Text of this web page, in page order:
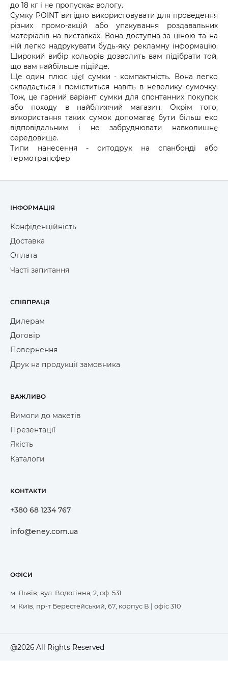
РОЖЕВИЙ 50S10001G 5166
ФІОЛЕТОВИЙ 50S10001O 4402
ЧОРНИЙ 50S100015
923
+6000
до 18 кг і не пропускає вологу.
Сумку POINT вигідно використовувати для проведення
різних промо-акцій абоупакування роздавальних
матеріалів на виставках. Вона доступна за ціною та на
ній легко надрукувати будь-яку рекламну інформацію.
Широкий вибір кольорів дозволить вам підібрати той,
що вам найбільше підійде.
Ще один плюс цієї сумки - компактність. Вона легко
складається і поміститься навіть в невелику сумочку.
Тож, це гарний варіант сумки для спонтанних покупок
або походу в найближчий магазин. Окрім того,
використання таких сумок допомагає бути більш еко
відповідальним і не забруднювати навколишнє
середовище.
Типи нанесення - ситодрук на спанбонді або
термотрансфер
ІНФОРМАЦІЯ
Конфіденційність
Доставка
Оплата
Часті запитання
СПІВПРАЦЯ
Дилерам
Договір
Повернення
Друк на продукції замовника
ВАЖЛИВО
Вимоги до макетів
Презентації
Якість
Каталоги
КОНТАКТИ
+380 68 1234 767
info@eney.com.ua
ОФІСИ
м. Львів, вул. Водогінна, 2, оф. 531
м. Київ, пр-т Берестейський, 67, корпус В | офіс 310
@2026 All Rights Reserved